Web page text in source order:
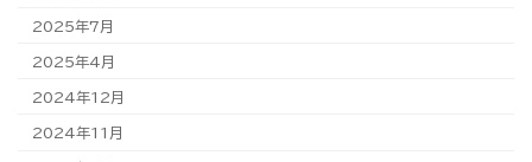
2025年7月
2025年4月
2024年12月
2024年11月